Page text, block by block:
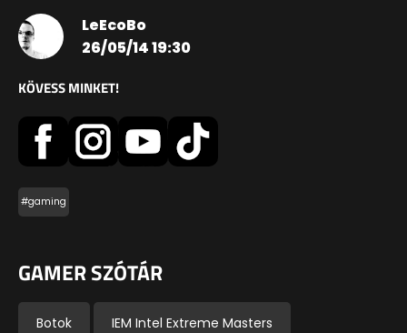
LeEcoBo
26/05/14 19:30
KÖVESS MINKET!
#gaming
GAMER SZÓTÁR
Botok IEM Intel Extreme Masters